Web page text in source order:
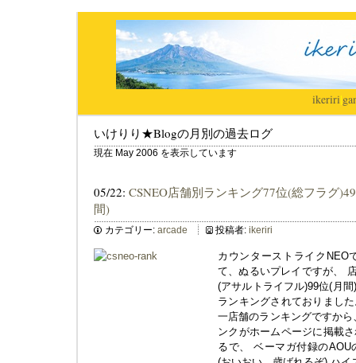
ikeriri|
いけりり★Blogの月別の過去ログ
現在 May 2006 を表示しています
05/22: CSNEO店舗別ランキング77位(総フラグ
間)
カテゴリー: arcade 投稿者: ikeriri
カウンターストライクNEO
て、ぬるいプレイですが、
(アサルトライフル)99位(月
ランキングされておりまし
一店舗のランキングですか
ンクがホームページに掲載
るで、 ベーマガ付録の